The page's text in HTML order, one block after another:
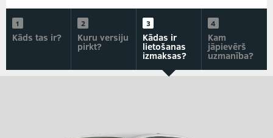
Kāds tas ir? Kuru versiju
pirkt?
Kādas ir
lietošanas
izmaksas?
Kam
jāpievērš
uzmanība?